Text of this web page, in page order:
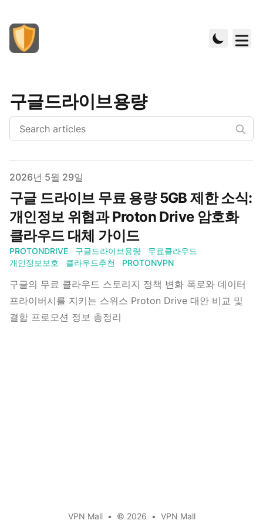
구글드라이브용량
Published on
2026년 5월 29일
구글 드라이브 무료 용량 5GB 제한 소식:
개인정보 위협과 Proton Drive 암호화
클라우드 대체 가이드
PROTONDRIVE 구글드라이브용량
무료클라우드
개인정보보호
클라우드추천 PROTONVPN
구글의 무료 클라우드 스토리지 정책 변화 폭로와 데이터
프라이버시를 지키는 스위스 Proton Drive 대안 비교 및
결합 프로모션 정보 총정리
VPN Mall • © 2026 • VPN Mall